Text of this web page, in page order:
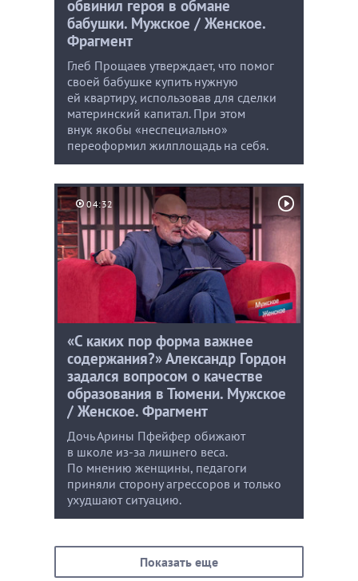
обвинил героя в обмане
бабушки. Мужское / Женское.
Фрагмент
Глеб Прощаев утверждает, что помог
своей бабушке купить нужную
ей квартиру, использовав для сделки
материнский капитал. При этом
внук якобы «неспециально»
переоформил жилплощадь на себя.
04:32
«С каких пор форма важнее
содержания?» Александр Гордон
задался вопросом о качестве
образования в Тюмени. Мужское
/ Женское. Фрагмент
Дочь Арины Пфейфер обижают
в школе из-за лишнего веса.
По мнению женщины, педагоги
приняли сторону агрессоров и только
ухудшают ситуацию.
Показать еще